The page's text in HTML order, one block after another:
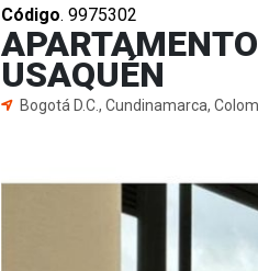
Código. 9975302
USAQUÉN
Bogotá D.C., Cundinamarca,